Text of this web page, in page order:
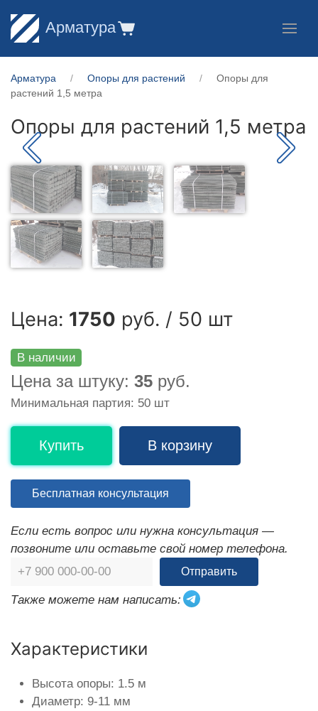
Арматура
Арматура Опоры для растений
Опоры для
растений 1,5 метра
Опоры для растений 1,5 метра
Цена: 1750 руб. / 50 шт
В наличии
Цена за штуку: 35 руб.
Минимальная партия: 50 шт
Купить В корзину
Бесплатная консультация
Если есть вопрос или нужна консультация —
позвоните или оставьте свой номер телефона.
Отправить
Также можете нам написать:
Характеристики
Высота опоры: 1.5 м
Диаметр: 9-11 мм